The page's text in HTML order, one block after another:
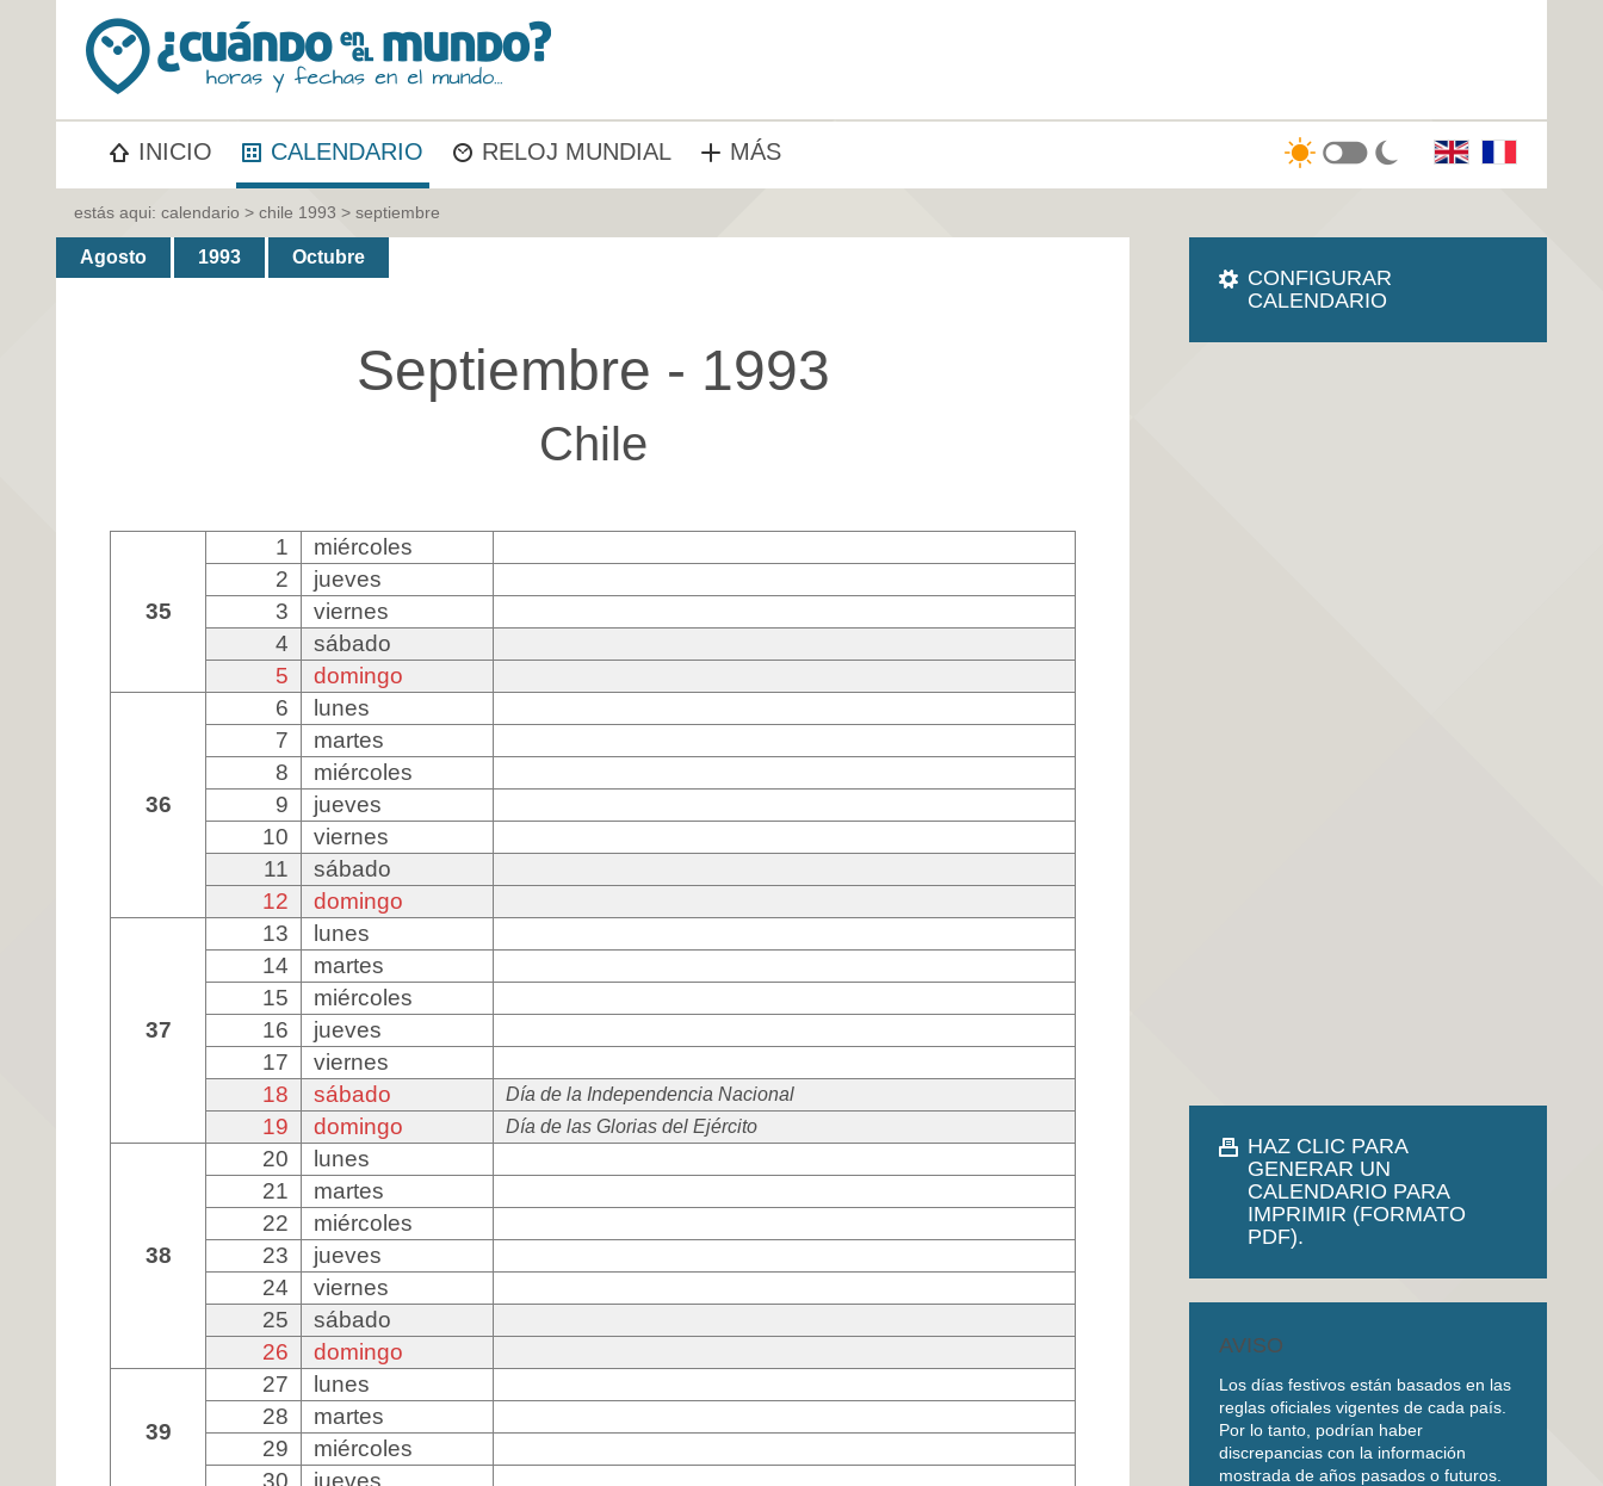
INICIO CALENDARIO RELOJ MUNDIAL MÁS
estás aqui: calendario > chile 1993 > septiembre
Agosto 1993 Octubre
Septiembre - 1993
Chile
35
1
miércoles
2
jueves
3
viernes
4
sábado
5
domingo
36
6
lunes
7
martes
8
miércoles
9
jueves
10
viernes
11
sábado
12
domingo
37
13
lunes
14
martes
15
miércoles
16
jueves
17
viernes
18
sábado Día de la Independencia Nacional
19 domingo Día de las Glorias del Ejército
38
20
lunes
21
martes
22
miércoles
23
jueves
24
viernes
25
sábado
26
domingo
39
27
lunes
28
martes
29
miércoles
30
jueves
CONFIGURAR
CALENDARIO
HAZ CLIC PARA
GENERAR UN
CALENDARIO PARA
IMPRIMIR (FORMATO
PDF).
AVISO
Los días festivos están basados en las
reglas oficiales vigentes de cada país.
Por lo tanto, podrían haber
discrepancias con la información
mostrada de años pasados o futuros.